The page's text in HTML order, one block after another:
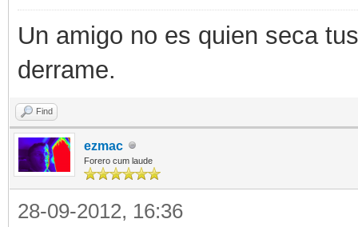
Un amigo no es quien seca
derrame.
Find
ezmac
Forero cum laude
28-09-2012, 16:36